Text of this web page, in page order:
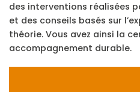
des interventions réalisées
et des conseils basés sur
théorie. Vous avez ainsi la
accompagnement durable.